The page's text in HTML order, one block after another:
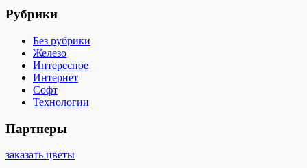
Рубрики
Без рубрики
Железо
Интересное
Интернет
Софт
Технологии
Партнеры
заказать цветы